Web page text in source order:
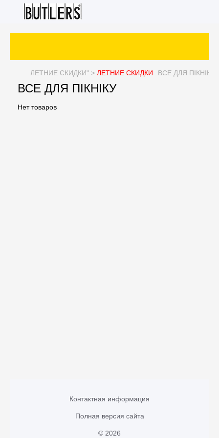
ЛЕТНИЕ СКИДКИ" > ЛЕТНИЕ СКИДКИ ВСЕ ДЛЯ ПІКНІКУ
ВСЕ ДЛЯ ПІКНІКУ
Нет товаров
Контактная информация
Полная версия сайта
© 2026